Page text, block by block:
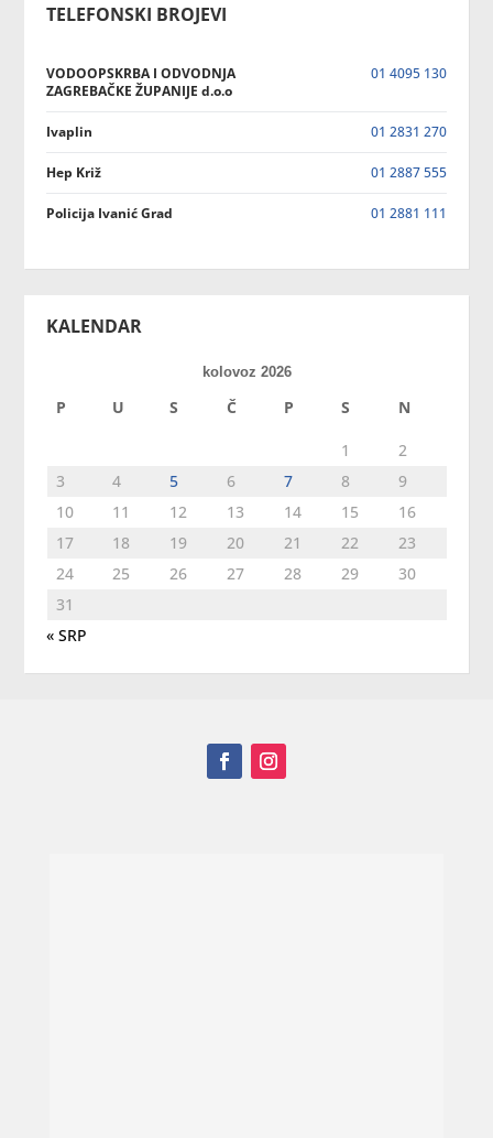
TELEFONSKI BROJEVI
VODOOPSKRBA I ODVODNJA
ZAGREBAČKE ŽUPANIJE d.o.o
01 4095 130
Ivaplin 01 2831 270
Hep Križ 01 2887 555
Policija Ivanić Grad 01 2881 111
KALENDAR
kolovoz 2026
P U S Č P S N
1
2
3
4 5 6 7 8
9
10
11 12 13 14 15
16
17
18 19 20 21 22
23
24
25 26 27 28 29
30
31
« SRP